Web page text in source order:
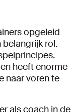
opgeleid
rol.
heeft enorme
naar voren te
als coach in de